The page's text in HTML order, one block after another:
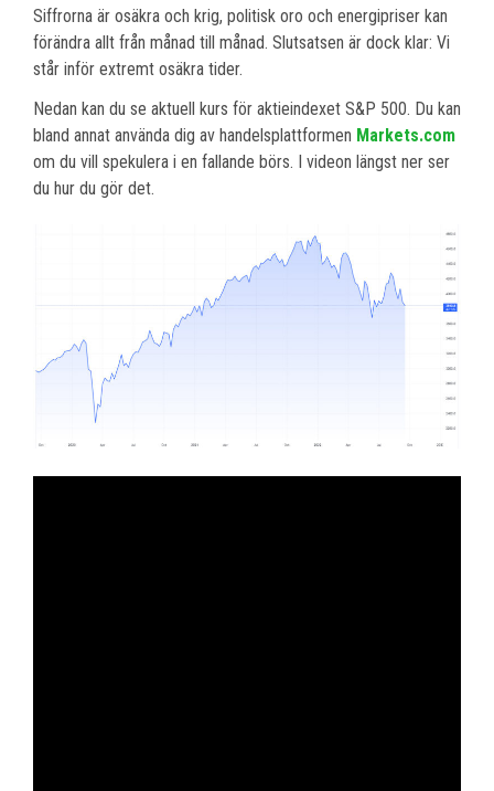
Siffrorna är osäkra och krig, politisk oro och energipriser kan
förändra allt från månad till månad. Slutsatsen är dock klar: Vi
står inför extremt osäkra tider.
Nedan kan du se aktuell kurs för aktieindexet S&P 500. Du kan
bland annat använda dig av handelsplattformen Markets.com
om du vill spekulera i en fallande börs. I videon längst ner ser
du hur du gör det.